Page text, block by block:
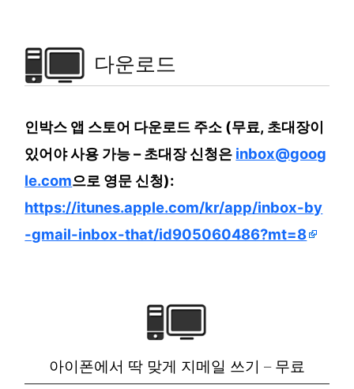
다운로드
인박스 앱 스토어 다운로드 주소 (무료, 초대장이
있어야 사용 가능 – 초대장 신청은 inbox@goog
le.com으로 영문 신청):
https://itunes.apple.com/kr/app/inbox-by
-gmail-inbox-that/id905060486?mt=8
아이폰에서 딱 맞게 지메일 쓰기 – 무료